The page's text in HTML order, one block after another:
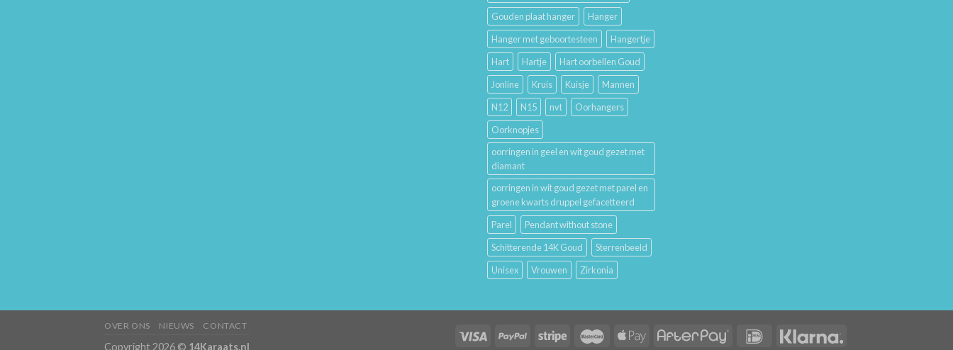
Gouden plaat hanger
Hanger
Hanger met geboortesteen
Hangertje
Hart
Hartje
Hart oorbellen Goud
Jonline
Kruis Kuisje
Mannen
N12
N15 nvt
Oorhangers
Oorknopjes
oorringen in geel en wit goud gezet met
diamant
oorringen in wit goud gezet met parel en
groene kwarts druppel gefacetteerd
Parel
Pendant without stone
Schitterende 14K Goud
Sterrenbeeld
Unisex
Vrouwen Zirkonia
OVER ONS NIEUWS CONTACT
Copyright 2026 © 14Karaats.nl